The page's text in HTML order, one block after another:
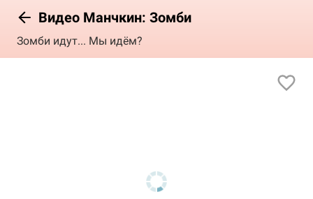
Видео Манчкин: Зомби
Зомби идут... Мы идём?